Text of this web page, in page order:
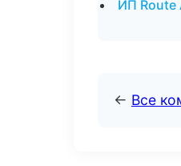
ИП Route
← Все